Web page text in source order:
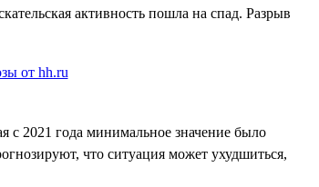
активность пошла на спад. Разрыв
с 2021 года минимальное значение было
что ситуация может ухудшиться,